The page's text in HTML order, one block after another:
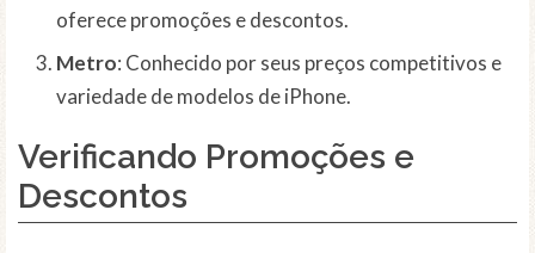
oferece promoções e descontos.
Metro: Conhecido por seus preços competitivos e
variedade de modelos de iPhone.
Verificando Promoções e
Descontos